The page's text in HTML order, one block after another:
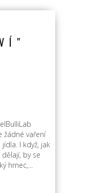
žádné vaření
I když, jak
by se
hrnec,...